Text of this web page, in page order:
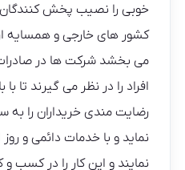
خوبی را نصیب پخش
کشور های خارجی و همسایه
می بخشد شرکت ها در
افراد را در نظر می گیرند تا
رضایت مندی خریداران را
نماید و با خدمات دائمی و
نمایند و این کار را در کسب